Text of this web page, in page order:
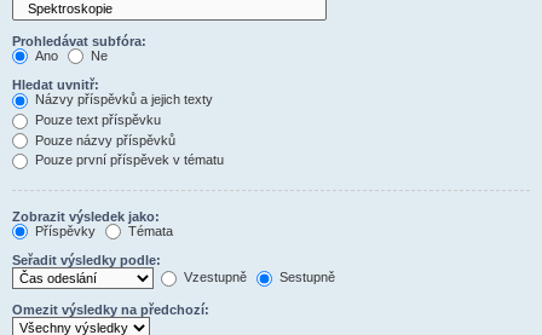
Prohledávat subfóra:
Ano
Ne
Hledat uvnitř:
Názvy příspěvků a jejich texty
Pouze text příspěvku
Pouze názvy příspěvků
Pouze první příspěvek v tématu
Zobrazit výsledek jako:
Příspěvky
Témata
Seřadit výsledky podle:
Vzestupně
Sestupně
Omezit výsledky na předchozí: